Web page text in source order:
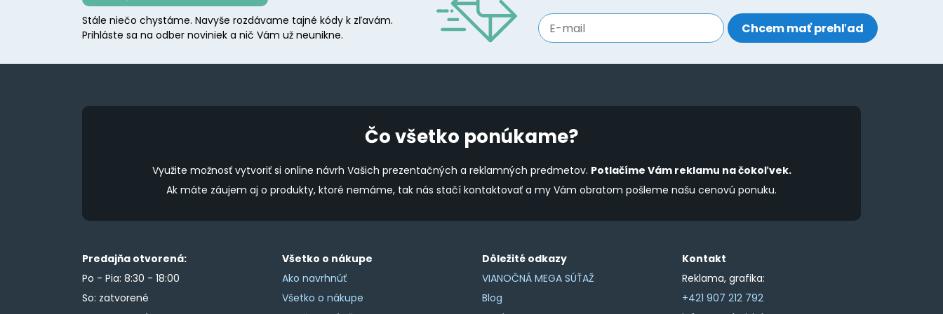
may
be
on
product
may
be
chosen
on
product
be
be
chosen
on
Stále niečo chystáme. Navyše rozdávame tajné kódy k zľavám.
Prihláste sa na odber noviniek a nič Vám už neunikne.
Čo všetko ponúkame?
Využite možnosť vytvoriť si online návrh Vašich prezentačných a reklamných predmetov. Potlačíme Vám reklamu na čokoľvek.
Ak máte záujem aj o produkty, ktoré nemáme, tak nás stačí kontaktovať a my Vám obratom pošleme našu cenovú ponuku.
Predajňa otvorená:
Po - Pia: 8:30 - 18:00
So: zatvorené
Všetko o nákupe
Ako navrhnúť
Všetko o nákupe
Dôležité odkazy
VIANOČNÁ MEGA SÚŤAŽ
Blog
Kontakt
Reklama, grafika:
+421 907 212 792